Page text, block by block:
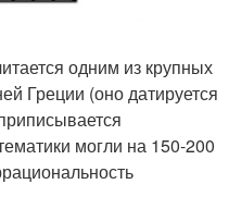
одним из крупных
Греции (оно датируется
могли на 150-200